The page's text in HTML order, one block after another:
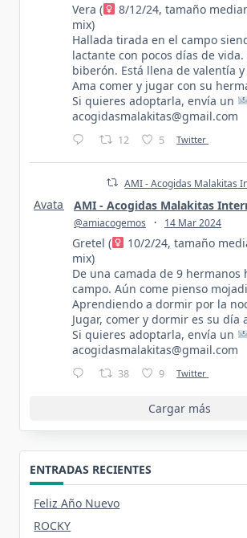
Vera (
8/12/24, tamaño
mix)
Hallada tirada en el campo
lactante con pocos días de vida.
biberón. Está llena de valentía
Ama comer y jugar con su
Si quieres adoptarla, envía un
acogidasmalakitas@gmail.com
12 5 Twitter
AMI - Acogidas Malakitas
Avatar AMI - Acogidas Malakitas
@amiacogemos · 14 Mar 2024
Gretel (
10/2/24, tamaño
mix)
De una camada de 9 hermanos
campo. Aún come pienso
Aprendiendo a dormir por la
Jugar, comer y dormir es su día
Si quieres adoptarla, envía un
acogidasmalakitas@gmail.com
38 9 Twitter
Cargar más
ENTRADAS RECIENTES
Feliz Año Nuevo
ROCKY